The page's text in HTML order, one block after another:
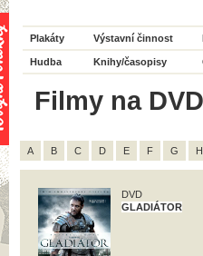
Plakáty Výstavní činnost
Hudba Knihy/časopisy
Filmy na
A B C D E F G H
DVD
GLADIÁTOR